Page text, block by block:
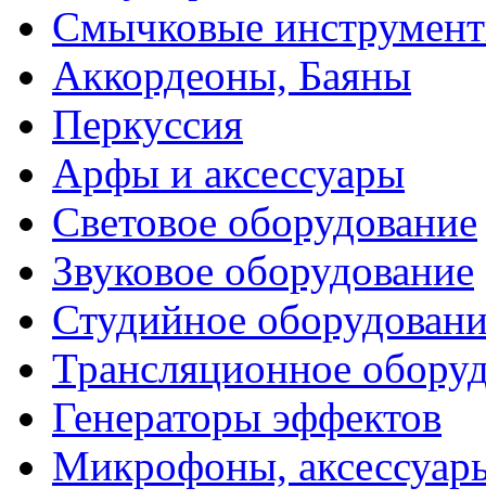
Смычковые
Аккордеоны, Баяны
Перкуссия
Арфы и аксессуары
Световое оборудование
Звуковое оборудование
Студийное
Трансляционное
Генераторы эффектов
Микрофоны,